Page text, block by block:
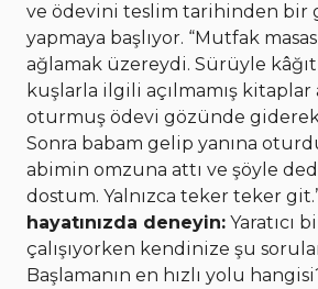
ve ödevini teslim tarihinden bir
yapmaya başlıyor. “Mutfak
ağlamak üzereydi. Sürüyle kâğıt
kuşlarla ilgili açılmamış kitaplar
oturmuş ödevi gözünde
Sonra babam gelip yanına
abimin omzuna attı ve şöyle
dostum. Yalnızca teker teker git.’
hayatınızda deneyin: Yaratıcı
çalışıyorken kendinize şu
Başlamanın en hızlı yolu